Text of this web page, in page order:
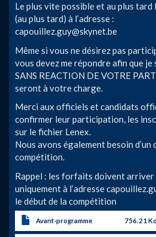
Le plus vite possible et au plus
(au plus tard) à l’adresse :
capouillez.guy@skynet.be
Même si vous ne désirez pas
vous devez me répondre afin que je
SANS REACTION DE VOTRE
seront à votre charge.
Merci aux officiels et candidats
confirmer leur participation, les
sur le fichier Lenex.
Nous avons également besoin
compétition.
Rappel : les forfaits doivent arriver
uniquement à l’adresse
le début de la compétition
Avant-programme 756.21 Ko